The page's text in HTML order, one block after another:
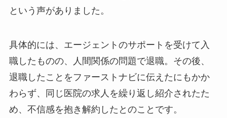
という声がありました。
具体的には、エージェントのサポートを受けて入
職したものの、人間関係の問題で退職。その後、
退職したことをファーストナビに伝えたにもかか
わらず、同じ医院の求人を繰り返し紹介されたた
め、不信感を抱き解約したとのことです。